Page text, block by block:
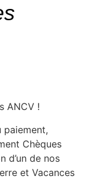
ANCV !
paiement,
Chèques
d’un de nos
et Vacances